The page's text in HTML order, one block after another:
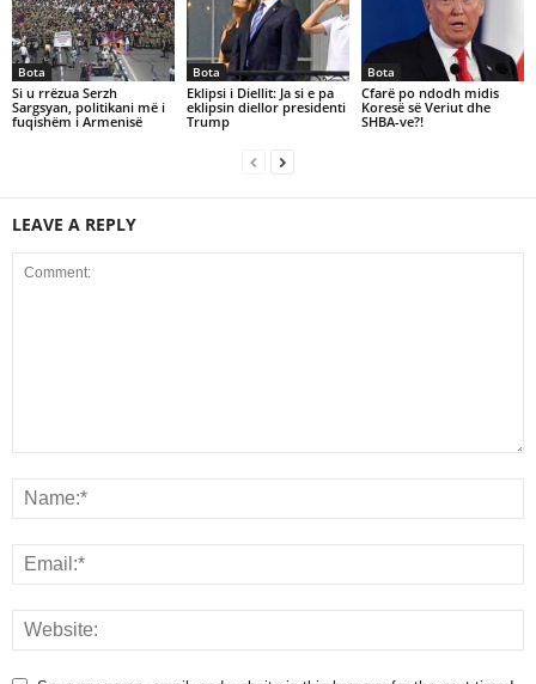
Bota
Si u rrëzua Serzh
Sargsyan, politikani më i
fuqishëm i Armenisë
Bota
Eklipsi i Diellit: Ja si e pa
eklipsin diellor presidenti
Trump
Bota
Cfarë po ndodh midis
Koresë së Veriut dhe
SHBA-ve?!
LEAVE A REPLY